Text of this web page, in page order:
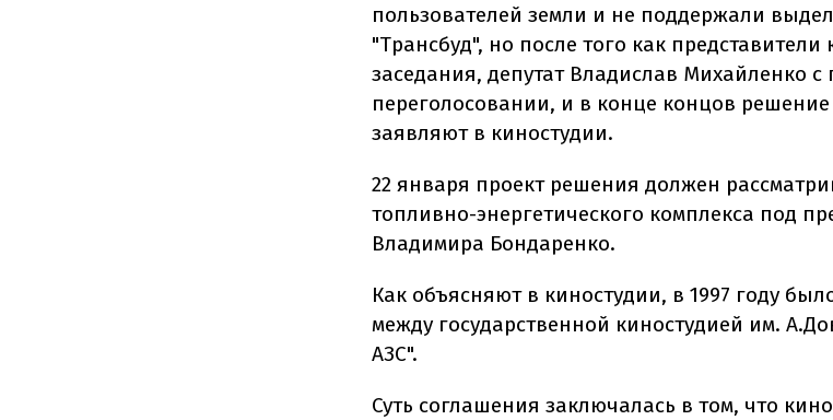
пользователей земли и не поддержали
"Трансбуд", но после того как
заседания, депутат Владислав Михайленко с
переголосовании, и в конце концов
заявляют в киностудии.
22 января проект решения должен
топливно-энергетического комплекса под
Владимира Бондаренко.
Как объясняют в киностудии, в 1997 году
между государственной киностудией им.
АЗС".
Суть соглашения заключалась в том, что